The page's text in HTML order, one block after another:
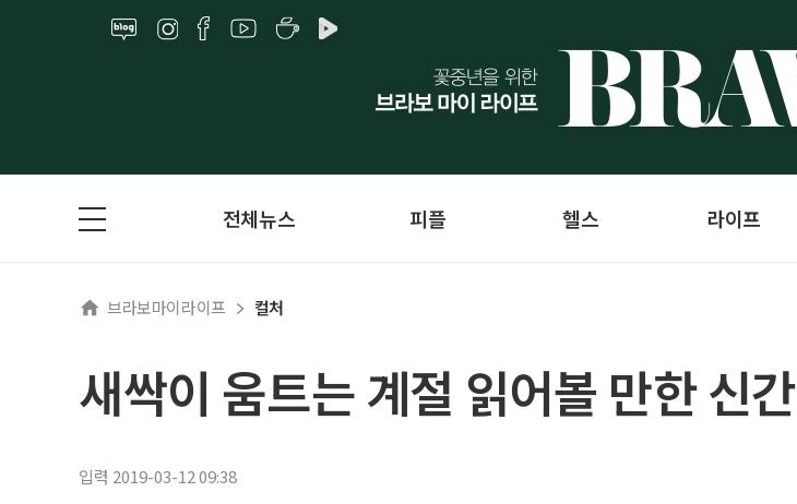
전체뉴스 피플 헬스 라이프
브라보마이라이프 컬처
새싹이 움트는 계절 읽어볼 만한 신간
입력 2019-03-12 09:38